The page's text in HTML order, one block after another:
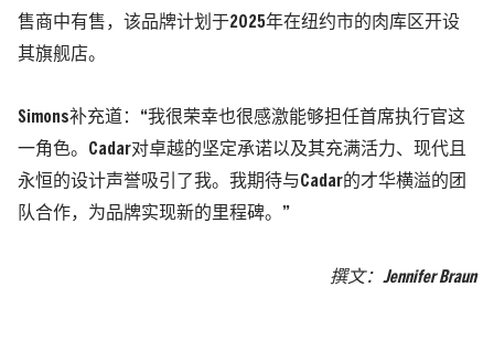
售商中有售，该品牌计划于2025年在纽约市的肉库区开设
其旗舰店。
Simons补充道：“我很荣幸也很感激能够担任首席执行官这
一角色。Cadar对卓越的坚定承诺以及其充满活力、现代且
永恒的设计声誉吸引了我。我期待与Cadar的才华横溢的团
队合作，为品牌实现新的里程碑。”
撰文： Jennifer Braun